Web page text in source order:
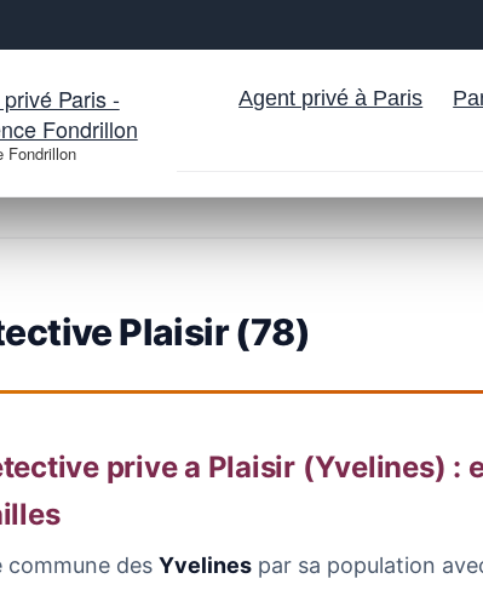
Paris -
Fondrillon
Fondrillon
Agent privé à Paris
Plaisir (78)
prive a Plaisir (Yvelines) :
commune desYvelines par sa population